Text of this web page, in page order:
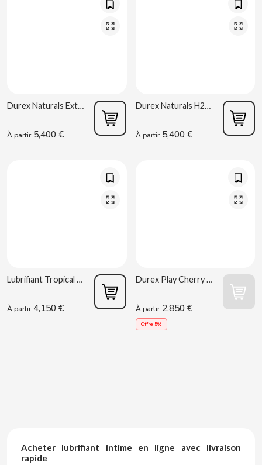
DON SIMON
DORITOS
ENERYETI
Durex Naturals Extra Sensitivo 100 ml
À partir 5,400 €
Durex Naturals H2O 100 ml
À partir 5,400 €
Lubrifiant Tropical 75 ml Control
À partir 4,150 €
Durex Play Cherry 50ml
À partir2,850 €
Offre 5%
Acheter lubrifiant intime en ligne avec livraison
rapide